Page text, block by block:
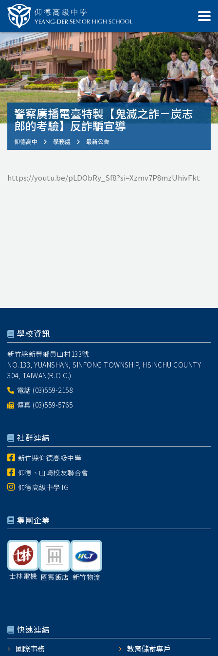
警察廣播電臺特製【鬼滅之詐－炭志
郎的考驗】反詐騙宣導
仰德高中 學務處 最新公告
https://youtu.be/pLDObRy_Sf8?si=Xzmv7P8mzUhivFkt
學校資訊
新竹縣新豐鄉員山村133號
NO.133, YUANSHAN, SINFONG TOWNSHIP, HSINCHU COUNTY
304, TAIWAN(R.O.C.)
電話 (03)559-2158
傳真 (03)559-5765
社群連結
新竹縣仰德高級中學
仰德、山崎校友聯合會
仰德高級中學 IG
集團企業
士林電機 國賓飯店 新竹物流
快速連結
國際事務 教育儲蓄專戶